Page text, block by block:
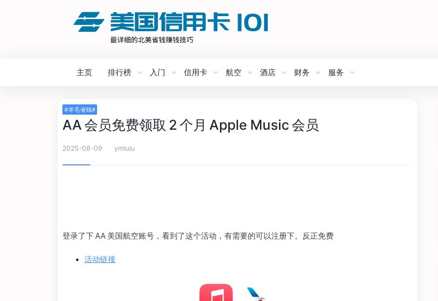
主页 排行榜 入门 信用卡 航空 酒店 财务 服务
#羊毛省钱#
AA 会员免费领取 2 个月 Apple Music 会员
2025-08-09 ymlulu
登录了下 AA 美国航空账号，看到了这个活动，有需要的可以注册下。反正免费
活动链接